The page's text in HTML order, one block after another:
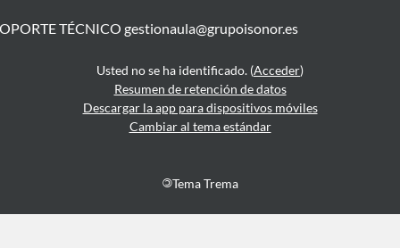
TÉCNICO gestionaula@grupoisonor.es
Usted no se ha identificado. (Acceder)
Resumen de retención de datos
Descargar la app para dispositivos móviles
Cambiar al tema estándar
©Tema Trema